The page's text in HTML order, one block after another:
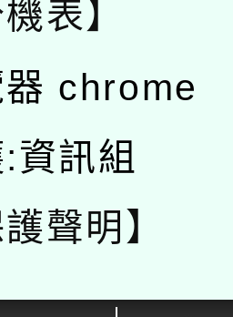
表】
chrome
資訊組
聲明】